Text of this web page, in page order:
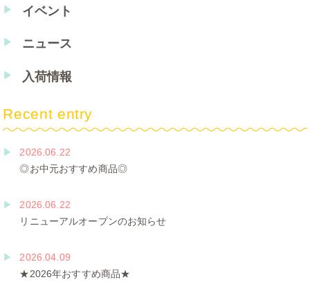
イベント
ニュース
入荷情報
Recent entry
2026.06.22
◎お中元おすすめ商品◎
2026.06.22
リニューアルオープンのお知らせ
2026.04.09
★2026年おすすめ商品★